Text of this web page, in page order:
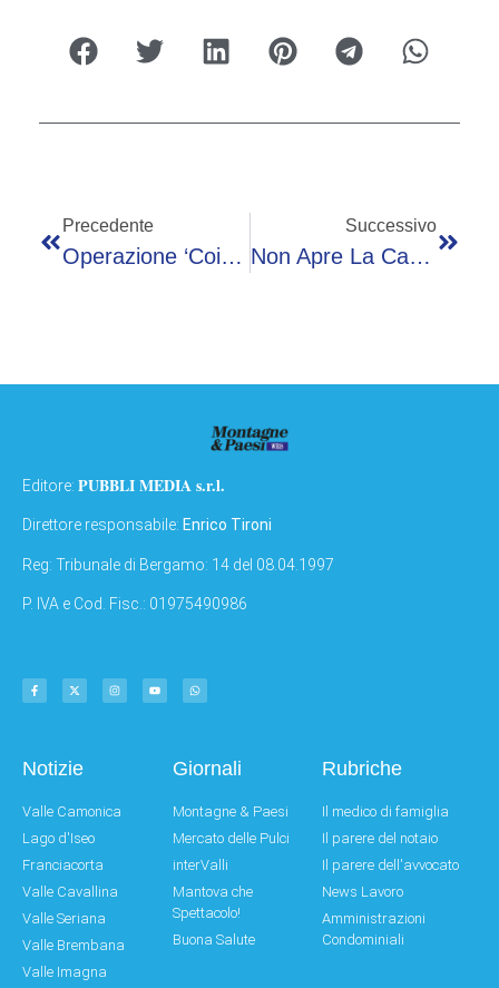
Precedente
Operazione ‘Coin-Up 80’: Sequestrate 12 Mila Console Pirata In Un’indagine Nazionale
Successivo
Non Apre La Caccia Alle Specie Avicole
Editore: PUBBLI MEDIA s.r.l.
Direttore responsabile: Enrico Tironi
Reg: Tribunale di Bergamo: 14 del 08.04.1997
P. IVA e Cod. Fisc.: 01975490986
Notizie
Valle Camonica
Lago d'Iseo
Franciacorta
Valle Cavallina
Valle Seriana
Valle Brembana
Valle Imagna
Giornali
Montagne & Paesi
Mercato delle Pulci
interValli
Mantova che
Spettacolo!
Buona Salute
Rubriche
Il medico di famiglia
Il parere del notaio
Il parere dell'avvocato
News Lavoro
Amministrazioni
Condominiali